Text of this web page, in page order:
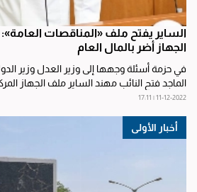
الساير يفتح ملف «المناقصات
الجهاز أضر بالمال العام
في حزمة أسئلة وجهها إلى وزير العدل وزير
الماجد فتح النائب مهند الساير ملف الجهاز
11-12-2022 | 17:11
أخبار الأولى